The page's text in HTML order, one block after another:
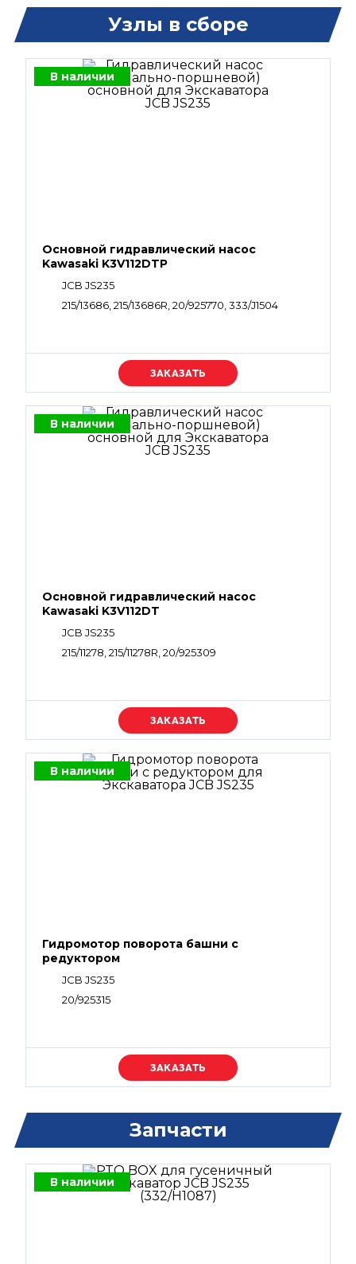
Узлы в сборе
В наличии
Основной гидравлический насос
Kawasaki K3V112DTP
JCB JS235
215/13686, 215/13686R, 20/925770, 333/J1504
Уточняйте цену
В наличии
Основной гидравлический насос
Kawasaki K3V112DT
JCB JS235
215/11278, 215/11278R, 20/925309
Уточняйте цену
В наличии
Гидромотор поворота башни с
редуктором
JCB JS235
20/925315
Уточняйте цену
Запчасти
В наличии